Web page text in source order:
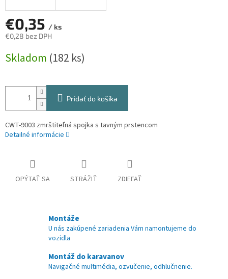
€0,35 / ks
€0,28 bez DPH
cena:
Skladom (182 ks)
Pridať do košíka
CWT-9003 zmrštiteľná spojka s tavným prstencom
Detailné informácie
OPÝTAŤ SA STRÁŽIŤ ZDIEĽAŤ
Montáže
U nás zakúpené zariadenia Vám namontujeme do
vozidla
Montáž do karavanov
Navigačné multimédia, ozvučenie, odhlučnenie.